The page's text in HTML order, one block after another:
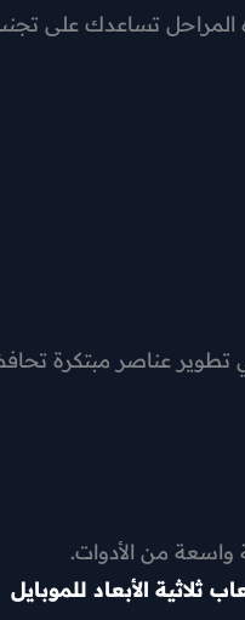
المراحل تساعدك على
تطوير عناصر مبتكرة
واسعة من الأدوات.
ثلاثية الأبعاد للموبايل